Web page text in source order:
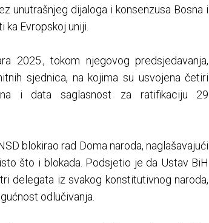
unutrašnjeg dijaloga i konsenzusa Bosna i
ka Evropskoj uniji.
2025., tokom njegovog predsjedavanja,
sjednica, na kojima su usvojena četiri
i data saglasnost za ratifikaciju 29
blokirao rad Doma naroda, naglašavajući
što i blokada. Podsjetio je da Ustav BiH
delegata iz svakog konstitutivnog naroda,
odlučivanja.